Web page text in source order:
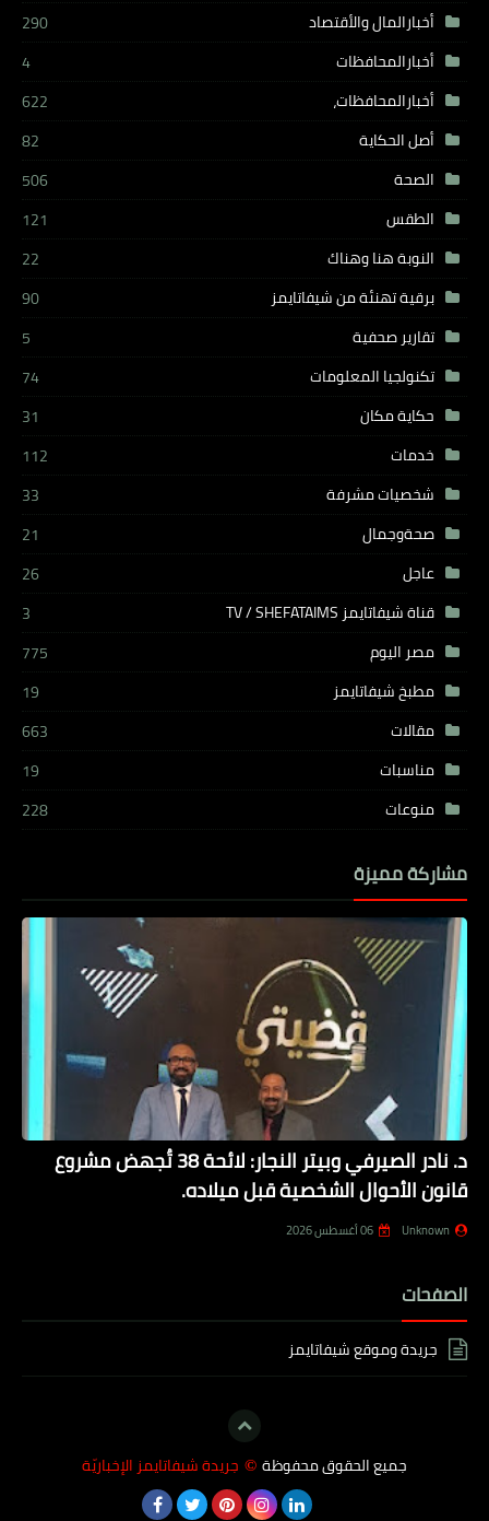
أخبارالمال والأقتصاد
290
أخبارالمحافظات
4
أخبارالمحافظات،
622
أصل الحكاية
82
الصحة
506
الطقس
121
النوبة هنا وهناك
22
برقية تهنئة من شيفاتايمز
90
تقارير صحفية
5
تكنولجيا المعلومات
74
حكاية مكان
31
خدمات
112
شخصيات مشرفة
33
صحةوجمال
21
عاجل
26
قناة شيفاتايمز TV / SHEFATAIMS
3
مصر اليوم
775
مطبخ شيفاتايمز
19
مقالات
663
مناسبات
19
منوعات
228
مشاركة مميزة
د. نادر الصيرفي وبيتر النجار: لائحة 38 تُجهض مشروع
قانون الأحوال الشخصية قبل ميلاده.
Unknown 06 أغسطس 2026
الصفحات
جريدة وموقع شيفاتايمز
جميع الحقوق محفوظة © جريدة شيفاتايمز الإخباريّة